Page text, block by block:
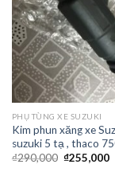
PHỤ TÙNG XE SUZUKI
Kim phun xăng xe
suzuki 5 tạ , thaco
₫290,000 ₫255,000